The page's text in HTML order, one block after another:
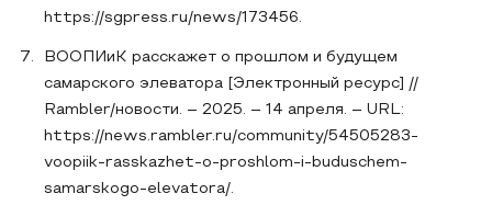
https://sgpress.ru/news/173456.
ВООПИиК расскажет о прошлом и будущем
самарского элеватора [Электронный ресурс] //
Rambler/новости. – 2025. – 14 апреля. – URL:
https://news.rambler.ru/community/54505283-
voopiik-rasskazhet-o-proshlom-i-buduschem-
samarskogo-elevatora/.